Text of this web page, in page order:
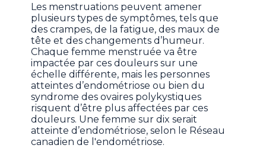
Les menstruations peuvent amener
plusieurs types de symptômes, tels que
des crampes, de la fatigue, des maux de
tête et des changements d’humeur.
Chaque femme menstruée va être
impactée par ces douleurs sur une
échelle différente, mais les personnes
atteintes d’endométriose ou bien du
syndrome des ovaires polykystiques
risquent d’être plus affectées par ces
douleurs. Une femme sur dix serait
atteinte d’endométriose, selon le Réseau
canadien de l'endométriose.